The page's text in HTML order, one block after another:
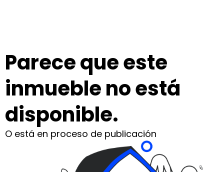
Parece que este
inmueble no está
disponible.
O está en proceso de publicación